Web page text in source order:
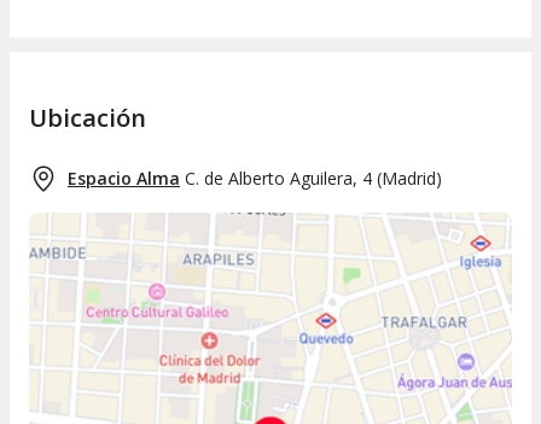
Ubicación
Espacio Alma C. de Alberto Aguilera, 4 (Madrid)